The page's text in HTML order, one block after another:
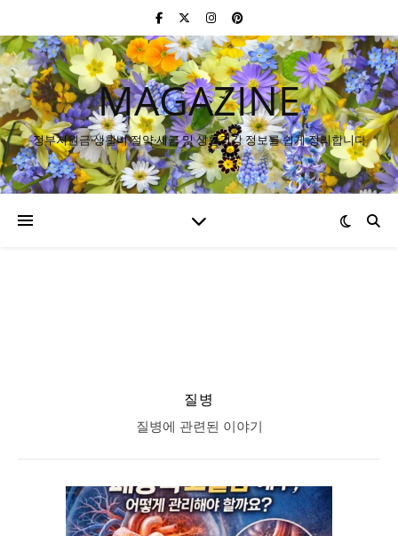
MAGAZINE
정부지원금·생활비 절약·세금 및 생활건강 정보를 쉽게 정리합니다
질병
질병에 관련된 이야기